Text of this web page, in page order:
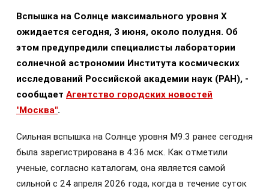
Вспышка на Солнце максимального уровня Х
ожидается сегодня, 3 июня, около полудня. Об
этом предупредили специалисты лаборатории
солнечной астрономии Института космических
исследований Российской академии наук (РАН), -
сообщает Агентство городских новостей
"Москва".
Сильная вспышка на Солнце уровня М9.3 ранее сегодня
была зарегистрирована в 4:36 мск. Как отметили
ученые, согласно каталогам, она является самой
сильной с 24 апреля 2026 года, когда в течение суток